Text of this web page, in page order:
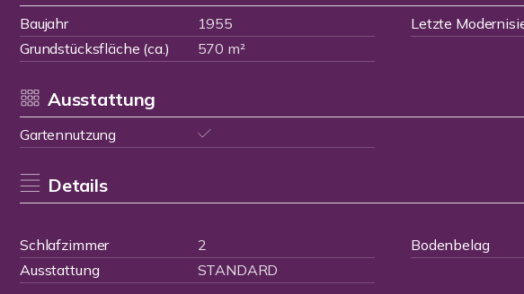
Baujahr 1955 Letzte
Grundstücksfläche (ca.)
570 m²
Ausstattung
Gartennutzung
Details
Schlafzimmer 2 Bodenbelag
Ausstattung
STANDARD